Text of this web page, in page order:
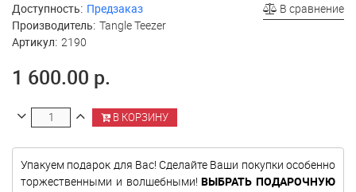
В сравнение
Доступность: Предзаказ
Производитель: Tangle Teezer
Артикул: 2190
1 600.00 р.
В КОРЗИНУ
Упакуем подарок для Вас! Сделайте Ваши покупки особенно
торжественными и волшебными!ВЫБРАТЬ ПОДАРОЧНУЮ